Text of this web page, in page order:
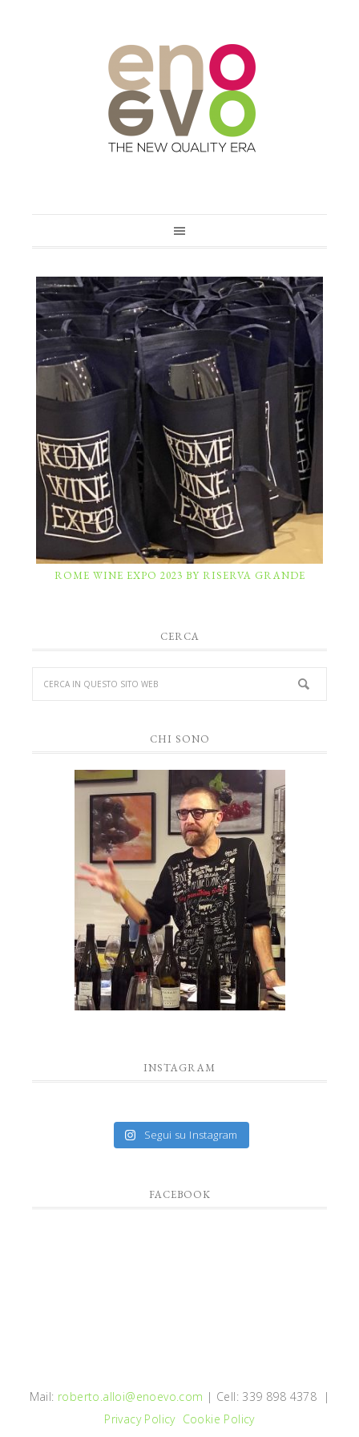
ROME WINE EXPO 2023 BY RISERVA GRANDE
CERCA
CHI SONO
INSTAGRAM
Segui su Instagram
FACEBOOK
Mail: roberto.alloi@enoevo.com | Cell: 339 898 4378 |
Privacy Policy Cookie Policy